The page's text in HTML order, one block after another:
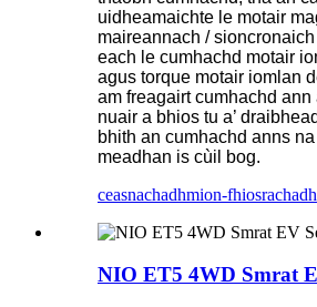
uidheamaichte le motair
maireannach /
each le cumhachd motair
agus torque motair iomlan
am freagairt cumhachd ann
nuair a bhios tu a’
bhith an cumhachd anns
meadhan is cùil bog.
ceasnachadhmion-fhiosrachadh
NIO ET5 4WD Smrat